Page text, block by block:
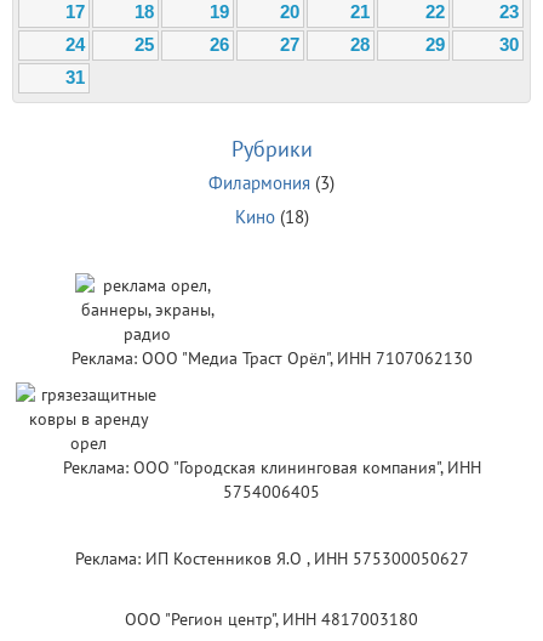
17
18 19 20 21 22
23
24
25 26 27 28 29
30
31
Рубрики
Филармония (3)
Кино(18)
Реклама: ООО "Медиа Траст Орёл", ИНН 7107062130
Реклама: ООО "Городская клининговая компания", ИНН
5754006405
Реклама: ИП Костенников Я.О , ИНН 575300050627
ООО "Регион центр", ИНН 4817003180